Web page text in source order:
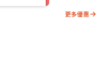
更多優惠